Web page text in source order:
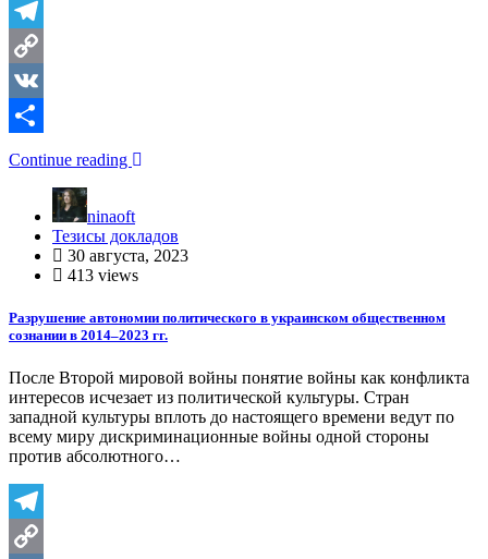
Telegram
Copy
Link
VK
Отправить
Continue reading
ninaoft
Тезисы докладов
30 августа, 2023
413 views
Разрушение автономии политического в украинском общественном
сознании в 2014–2023 гг.
После Второй мировой войны понятие войны как конфликта
интересов исчезает из политической культуры. Стран
западной культуры вплоть до настоящего времени ведут по
всему миру дискриминационные войны одной стороны
против абсолютного…
Telegram